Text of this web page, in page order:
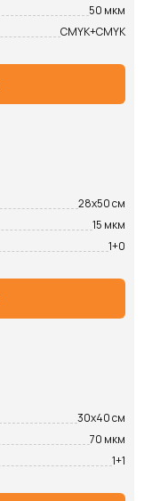
50 мкм
CMYK+CMYK
28х50 см
15 мкм
1+0
30х40 см
70 мкм
1+1